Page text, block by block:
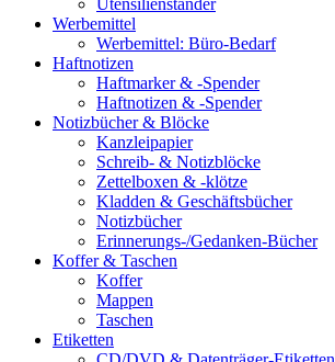
Utensilienständer
Werbemittel
Werbemittel: Büro-Bedarf
Haftnotizen
Haftmarker & -Spender
Haftnotizen & -Spender
Notizbücher & Blöcke
Kanzleipapier
Schreib- & Notizblöcke
Zettelboxen & -klötze
Kladden & Geschäftsbücher
Notizbücher
Erinnerungs-/Gedanken-Bücher
Koffer & Taschen
Koffer
Mappen
Taschen
Etiketten